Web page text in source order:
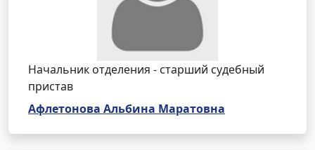
Начальник отделения - старший судебный
пристав
Афлетонова Альбина Маратовна